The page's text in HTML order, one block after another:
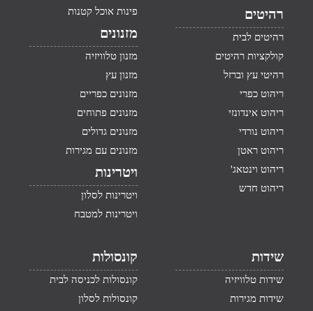
רהיטים
רהיטים לבית
קולקציות רהיטים
רהיטי עץ וברזל
ריהוט כפרי
ריהוט אינדונזי
ריהוט נורדי
ריהוט ראטן
ריהוט וינטאג'
ריהוט חדש
פינות אוכל קטנות
מזנונים
מזנון טלוויזיה
מזנון עץ
מזנונים כפריים
מזנונים פתוחים
מזנונים גדולים
מזנונים עם מגירות
ויטרינות
ויטרינות לסלון
ויטרינות למטבח
שידות
שידות טלוויזיה
שידות מגירות
קונסולות
קונסולות לכניסה לבית
קונסולות לסלון